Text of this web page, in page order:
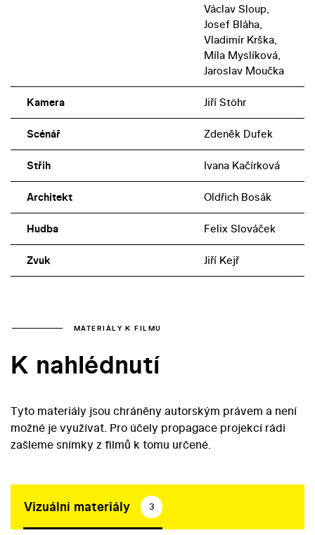
Václav Sloup,
Josef Bláha,
Vladimír Krška,
Míla Myslíková,
Jaroslav Moučka
Kamera Jiří Stöhr
Scénář Zdeněk Dufek
Střih Ivana Kačírková
Architekt Oldřich Bosák
Hudba Felix Slováček
Zvuk Jiří Kejř
MATERIÁLY K FILMU
K nahlédnutí
Tyto materiály jsou chráněny autorským právem a není
možné je využívat. Pro účely propagace projekcí rádi
zašleme snímky z filmů k tomu určené.
Vizuální materiály 3